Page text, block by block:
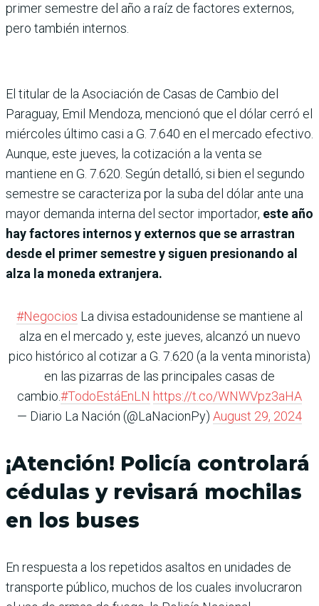
primer semestre del año a raíz de factores externos,
pero también internos.
El titular de la Asociación de Casas de Cambio del
Paraguay, Emil Mendoza, mencionó que el dólar cerró el
miércoles último casi a G. 7.640 en el mercado efectivo.
Aunque, este jueves, la cotización a la venta se
mantiene en G. 7.620. Según detalló, si bien el segundo
semestre se caracteriza por la suba del dólar ante una
mayor demanda interna del sector importador, este año
hay factores internos y externos que se arrastran
desde el primer semestre y siguen presionando al
alza la moneda extranjera.
#Negocios La divisa estadounidense se mantiene al
alza en el mercado y, este jueves, alcanzó un nuevo
pico histórico al cotizar a G. 7.620 (a la venta minorista)
en las pizarras de las principales casas de
cambio.#TodoEstáEnLN https://t.co/WNWVpz3aHA
— Diario La Nación (@LaNacionPy) August 29, 2024
¡Atención! Policía controlará
cédulas y revisará mochilas
en los buses
En respuesta a los repetidos asaltos en unidades de
transporte público, muchos de los cuales involucraron